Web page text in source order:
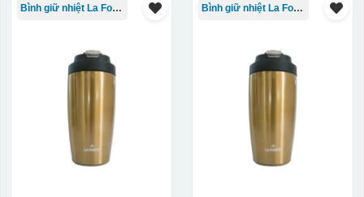
Bình giữ nhiệt La Fonte Bình giữ nhiệt La Fonte